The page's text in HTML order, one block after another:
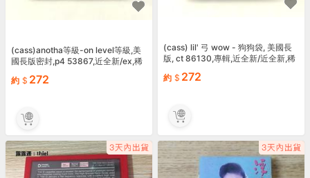
(cass)anotha等級-on level等級,美
國長版密封,p4 53867,近全新/ex,稀
約 272
(cass) lil' 弓 wow - 狗狗袋, 美國長
版, ct 86130,專輯,近全新/近全新,稀
約 272